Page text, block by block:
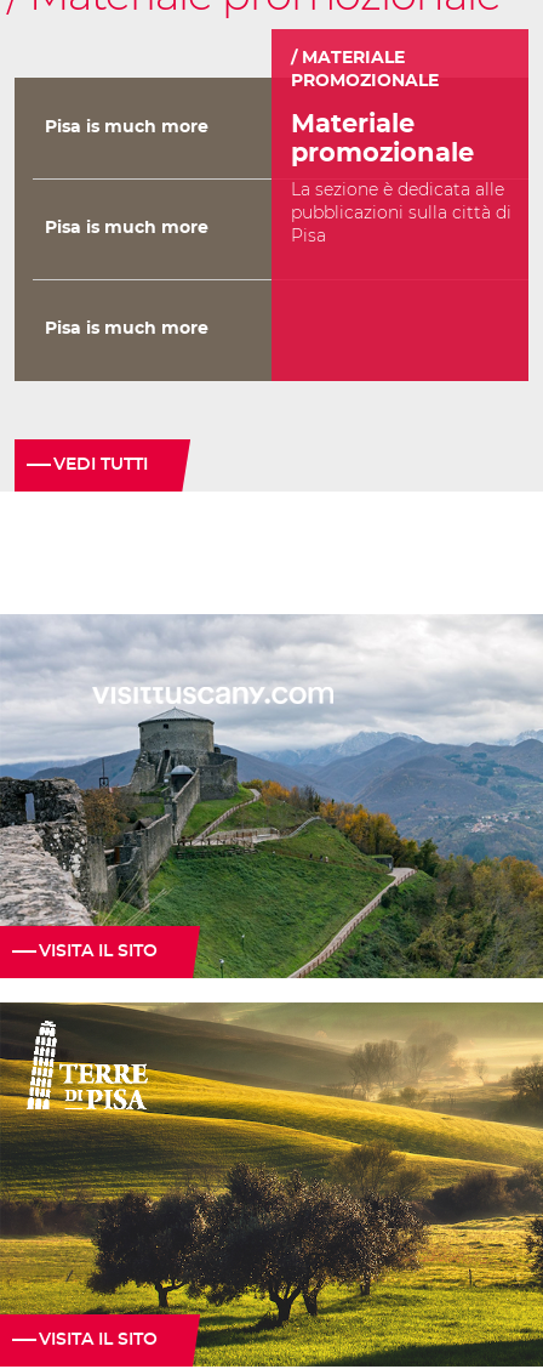
Pisa is much more
Pisa is much more
Pisa is much more
MATERIALE
PROMOZIONALE
Materiale
promozionale
La sezione è dedicata alle
pubblicazioni sulla città di
Pisa
VEDI TUTTI
VISITA IL SITO
VISITA IL SITO